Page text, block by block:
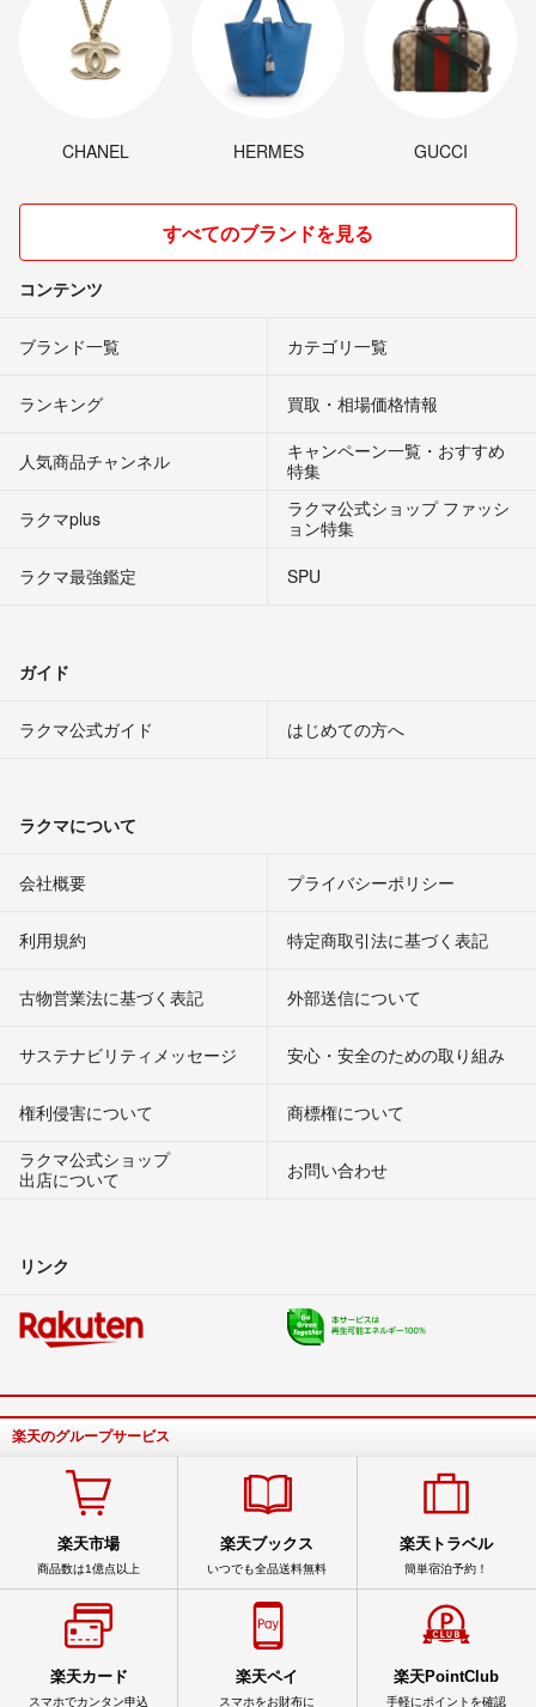
CHANEL HERMES GUCCI
すべてのブランドを見る
コンテンツ
ブランド一覧 カテゴリ一覧
ランキング 買取・相場価格情報
人気商品チャンネル
キャンペーン一覧・おすすめ
特集
ラクマplus
ラクマ公式ショップ ファッシ
ョン特集
ラクマ最強鑑定
SPU
ガイド
ラクマ公式ガイド はじめての方へ
ラクマについて
会社概要 プライバシーポリシー
利用規約 特定商取引法に基づく表記
古物営業法に基づく表記 外部送信について
サステナビリティメッセージ 安心・安全のための取り組み
権利侵害について
商標権について
ラクマ公式ショップ
出店について
お問い合わせ
リンク
楽天のグループサービス
楽天市場
商品数は1億点以上
楽天ブックス
いつでも全品送料無料
楽天トラベル
簡単宿泊予約！
楽天カード
スマホでカンタン申込
楽天ペイ
スマホをお財布に
楽天PointClub
手軽にポイントを確認